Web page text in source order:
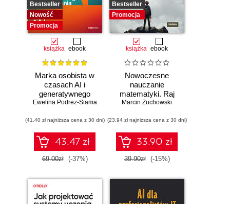
Bestseller
Nowość
Promocja
książka ebook
Marka osobista w
czasach AI i
generatywnego
wyszukiwania
Ewelina Podrez-Siama
(41,40 zł najniższa cena z 30 dni)
43.47 zł
69.00zł (-37%)
Bestseller
Promocja
książka ebook
Nowoczesne
nauczanie
matematyki. Raj
Cantora bez
Marcin Żuchowski
(23,94 zł najniższa cena z 30 dni)
33.90 zł
39.90zł (-15%)